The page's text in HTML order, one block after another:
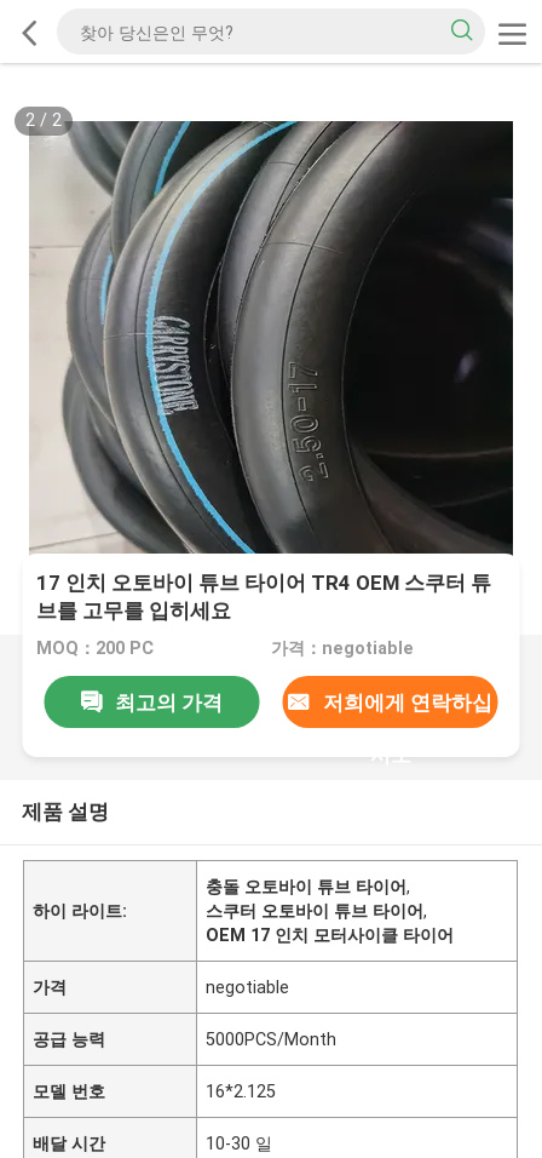
2/ 2
17 인치 오토바이 튜브 타이어 TR4 OEM 스쿠터 튜
브를 고무를 입히세요
MOQ：200 PC 가격：negotiable
최고의 가격 저희에게 연락하십
시오
제품 설명
하이 라이트:
충돌 오토바이 튜브 타이어,
스쿠터 오토바이 튜브 타이어,
OEM 17 인치 모터사이클 타이어
가격 negotiable
공급 능력 5000PCS/Month
모델 번호 16*2.125
배달 시간 10-30 일